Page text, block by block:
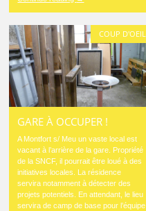
COUP D'OEIL
GARE À OCCUPER !
A Montfort s/ Meu un vaste local est
vacant à l’arrière de la gare. Propriété
de la SNCF, il pourrait être loué à des
initiatives locales. La résidence
servira notamment à détecter des
projets potentiels. En attendant, le lieu
servira de camp de base pour l’équipe